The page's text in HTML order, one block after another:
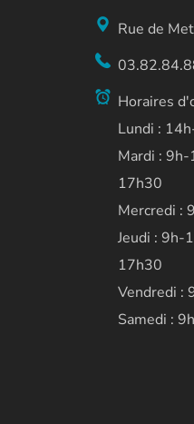
Rue de
Horaires
Lundi :
Mardi :
17h30
Mercredi :
Jeudi : 9h-
17h30
Vendredi :
Samedi :